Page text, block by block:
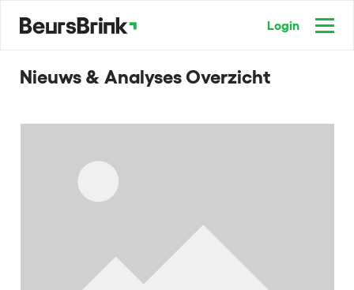
Login
Nieuws & Analyses Overzicht